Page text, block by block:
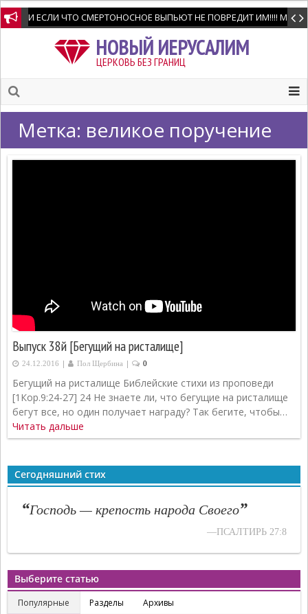
И ЕСЛИ ЧТО СМЕРТОНОСНОЕ ВЫПЬЮТ НЕ ПОВРЕДИТ ИМ!!!! Мне
НОВЫЙ ИЕРУСАЛИМ
ЦЕРКОВЬ БЕЗ ГРАНИЦ
Метка: великое поручение
Выпуск 38й [Бегущий на ристалище]
24.12.2016 | Пол Щербина | 0
Бегущий на ристалище Библейские стихи из проповеди
[1Кор.9:24-27] 24 Не знаете ли, что бегущие на ристалище
бегут все, но один получает награду? Так бегите, чтобы…
Читать дальше
Сегодняшний стих
“Господь — крепость народа Своего”
—ПСАЛТИРЬ 27:8
Выберите статью
Популярные Разделы Архивы